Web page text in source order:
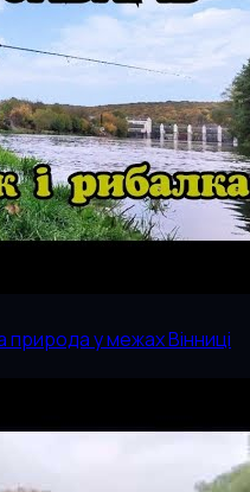
у межах Вінниці